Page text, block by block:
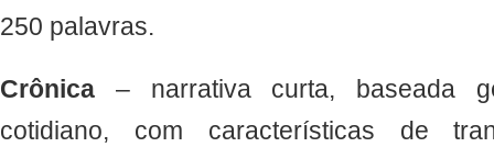
250 palavras.
Crônica – narrativa curta, baseada
cotidiano, com características de